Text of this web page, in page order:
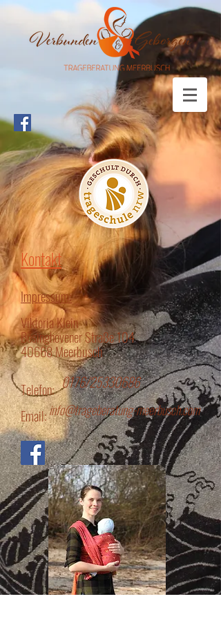
Impressum:
Viktoria Klein
Bösinghovener Straße 104
40668 Meerbusch
Telefon:
Email:
Kontakt
info@trageberatung-meerbusch.com
0176/25330686